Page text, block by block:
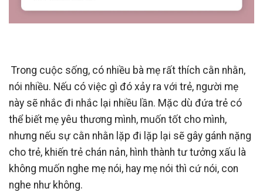
Trong cuộc sống, có nhiều bà mẹ rất thích cằn nhằn,
nói nhiều. Nếu có việc gì đó xảy ra với trẻ, người mẹ
này sẽ nhắc đi nhắc lại nhiều lần. Mặc dù đứa trẻ có
thể biết mẹ yêu thương mình, muốn tốt cho mình,
nhưng nếu sự cằn nhằn lặp đi lặp lại sẽ gây gánh nặng
cho trẻ, khiến trẻ chán nản, hình thành tư tưởng xấu là
không muốn nghe mẹ nói, hay mẹ nói thì cứ nói, con
nghe như không.